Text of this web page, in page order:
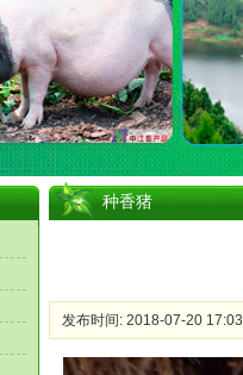
种香猪
发布时间: 2018-07-20 17:03